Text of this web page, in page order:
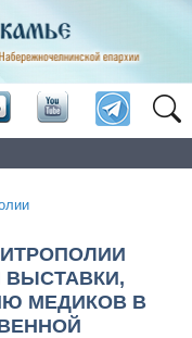
ВЫСТАВКИ,
МЕДИКОВ В